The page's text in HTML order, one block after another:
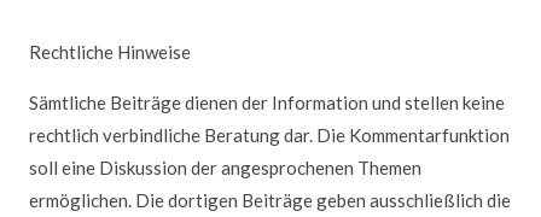
Rechtliche Hinweise
Sämtliche Beiträge dienen der Information und stellen keine
rechtlich verbindliche Beratung dar. Die Kommentarfunktion
soll eine Diskussion der angesprochenen Themen
ermöglichen. Die dortigen Beiträge geben ausschließlich die